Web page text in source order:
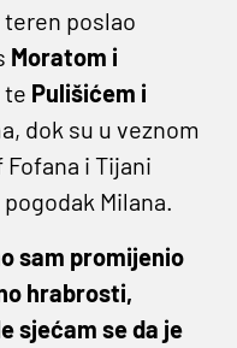
teren poslao
Moratom i
te Pulišićem i
dok su u veznom
i Tijani
Milana.
sam promijenio
hrabrosti,
sjećam se da je